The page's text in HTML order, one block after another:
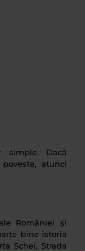
simple. Dacă
atunci
României și
bine istoria
Schei, Strada